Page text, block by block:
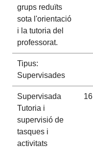
grups reduïts
sota l'orientació
i la tutoria del
professorat.
Tipus:
Supervisades
Supervisada
Tutoria i
supervisió de
tasques i
activitats
16